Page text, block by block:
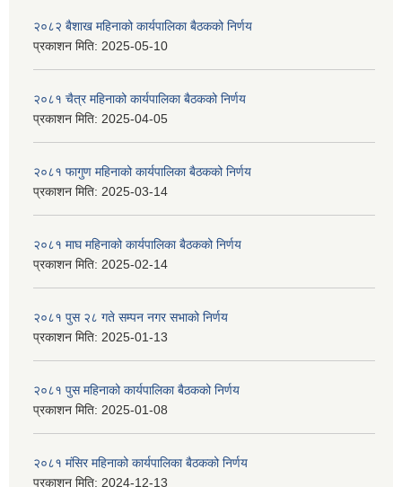
२०८२ बैशाख महिनाको कार्यपालिका बैठकको निर्णय
प्रकाशन मिति: 2025-05-10
२०८१ चैत्र महिनाको कार्यपालिका बैठकको निर्णय
प्रकाशन मिति: 2025-04-05
२०८१ फागुण महिनाको कार्यपालिका बैठकको निर्णय
प्रकाशन मिति: 2025-03-14
२०८१ माघ महिनाको कार्यपालिका बैठकको निर्णय
प्रकाशन मिति: 2025-02-14
२०८१ पुस २८ गते सम्प‍न नगर सभाको निर्णय
प्रकाशन मिति: 2025-01-13
२०८१ पुस महिनाको कार्यपालिका बैठकको निर्णय
प्रकाशन मिति: 2025-01-08
२०८१ मंसिर महिनाको कार्यपालिका बैठकको निर्णय
प्रकाशन मिति: 2024-12-13